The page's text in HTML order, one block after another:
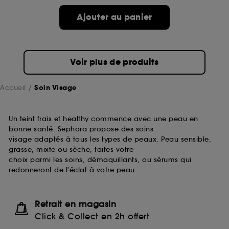
Ajouter au panier
Voir plus de produits
Accueil Soin Visage
Un teint frais et healthy commence avec une peau en
bonne santé. Sephora propose des soins
visage adaptés à tous les types de peaux. Peau sensible,
grasse, mixte ou sèche, faites votre
choix parmi les soins, démaquillants, ou sérums qui
redonneront de l'éclat à votre peau.
Retrait en magasin
Click & Collect en 2h offert
pouvez personnaliser vos choix concernant le dépôt
de ces cookies grâce au bouton "personnaliser mes
choix" ci-dessous ou décider de "tout accepter".
Sephora pourra associer les informations de
collectées ou générées lors de votre activité en ligne
ou en magasin. Pour refuser tous les cookies, cliques
sur "continuer sans accepter". Voous pouvez à tout
moment choisir de retirer votrte consentement. Si vous
souhaitez obtenir plus d'information sur les cookies
utilisés, cliquezici.